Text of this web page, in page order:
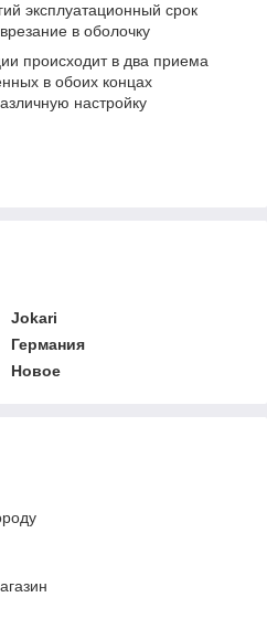
эксплуатационный срок
в оболочку
происходит в два приема
в обоих концах
настройку
Jokari
Германия
Новое